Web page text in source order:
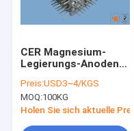
CER Magnesium-
Legierungs-Anoden
Opferanode des
Magnesium-99,5%
99,8%
Preis:USD3~4/KGS
MOQ:100KG
Holen Sie sich aktuelle Preis